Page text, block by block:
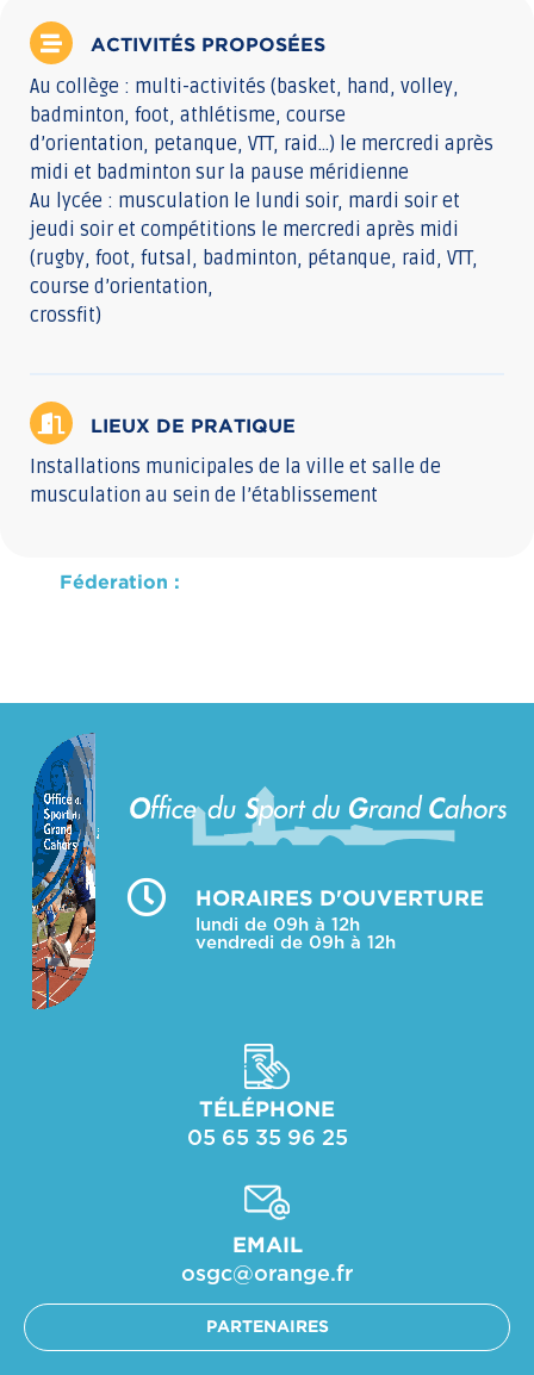
ACTIVITÉS PROPOSÉES
Au collège : multi-activités (basket, hand, volley,
badminton, foot, athlétisme, course
d’orientation, petanque, VTT, raid…) le mercredi après
midi et badminton sur la pause méridienne
Au lycée : musculation le lundi soir, mardi soir et
jeudi soir et compétitions le mercredi après midi
(rugby, foot, futsal, badminton, pétanque, raid, VTT,
course d’orientation,
crossfit)
LIEUX DE PRATIQUE
Installations municipales de la ville et salle de
musculation au sein de l’établissement
Féderation :
HORAIRES D'OUVERTURE
lundi de 09h à 12h
vendredi de 09h à 12h
TÉLÉPHONE
05 65 35 96 25
EMAIL
osgc@orange.fr​
PARTENAIRES